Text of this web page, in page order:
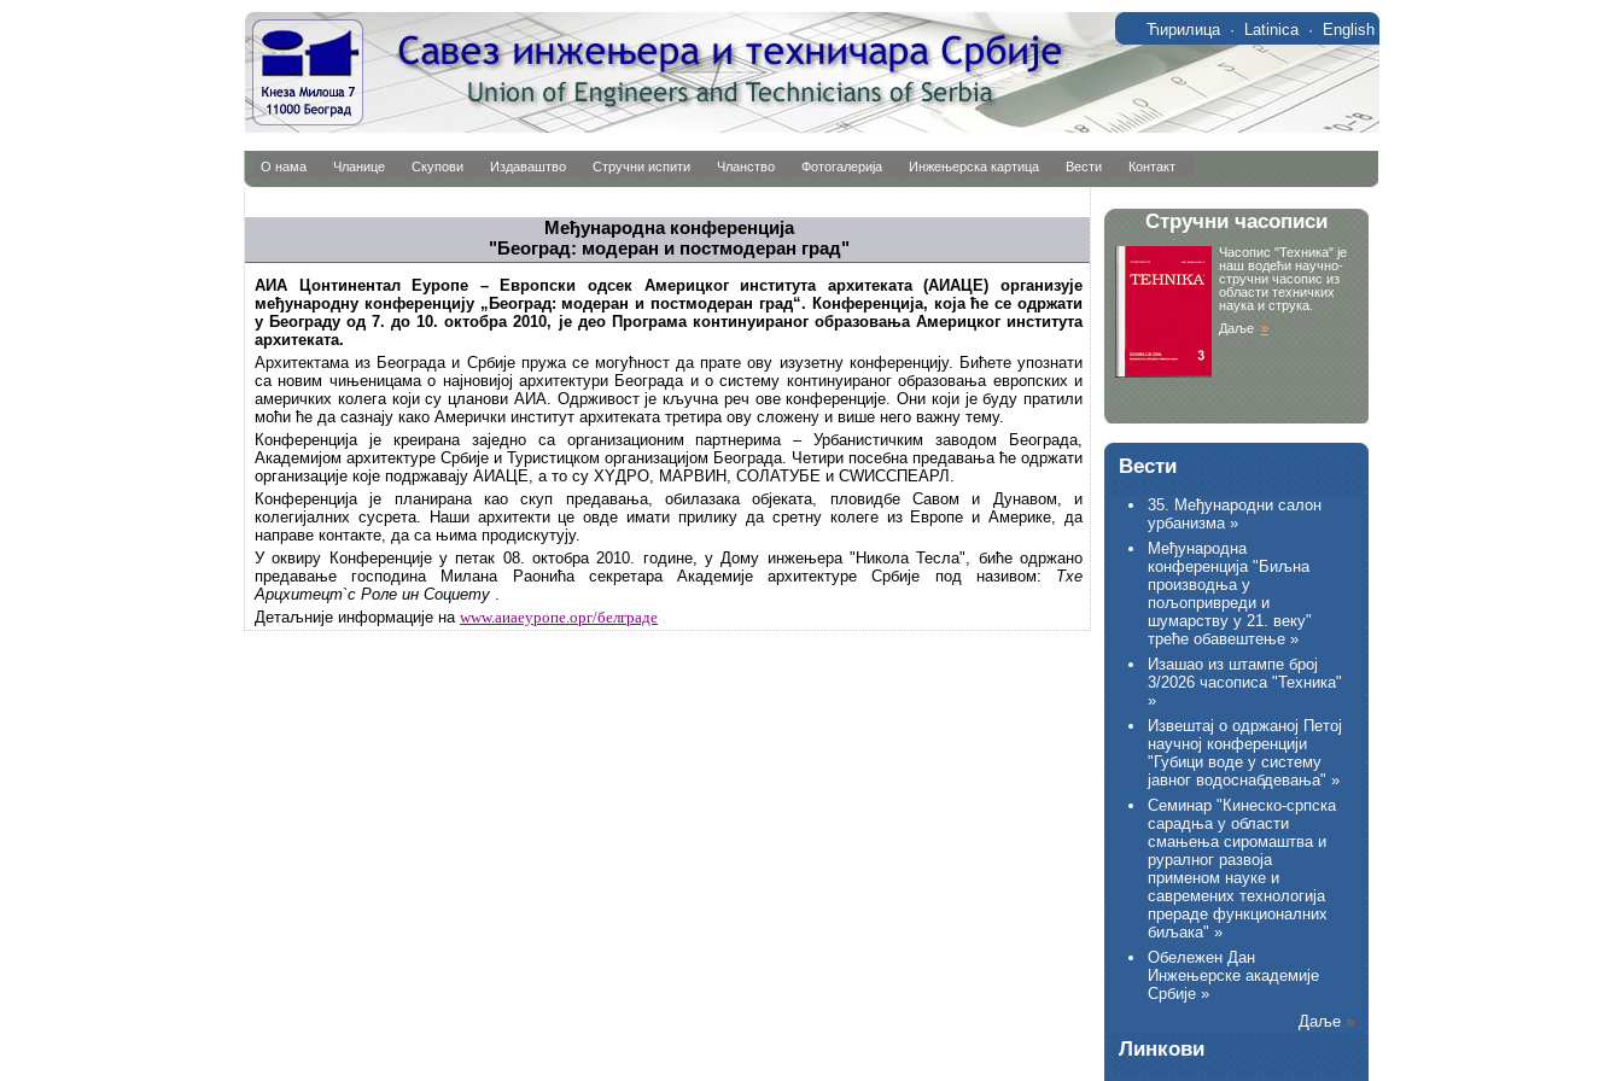
Ћирилица· Latinica· English
О нама Чланице Скупови Издаваштво Стручни испити Чланство Фотогалерија Инжењерска картица Вести Контакт
Међународна конференција
"Београд: модеран и постмодеран град"
АИА Цонтинентал Еуропе – Европски одсек Америцког института архитеката (АИАЦЕ) организује
међународну конференцију „Београд: модеран и постмодеран град“. Конференција, која ће се одржати
у Београду од 7. до 10. октобра 2010, је део Програма континуираног образовања Америцког института
архитеката.
Архитектама из Београда и Србије пружа се могућност да прате ову изузетну конференцију. Бићете упознати
са новим чињеницама о најновијој архитектури Београда и о систему континуираног образовања европских и
америчких колега који су цланови АИА. Одрживост је кључна реч ове конференције. Они који је буду пратили
моћи ће да сазнају како Амерички институт архитеката третира ову сложену и више него важну тему.
Конференција је креирана заједно са организационим партнерима – Урбанистичким заводом Београда,
Академијом архитектуре Србије и Туристицком организацијом Београда. Четири посебна предавања ће одржати
организације које подржавају АИАЦЕ, а то су ХYДРО, МАРВИН, СОЛАТУБЕ и СWИССПЕАРЛ.
Конференција је планирана као скуп предавања, обилазака објеката, пловидбе Савом и Дунавом, и
колегијалних сусрета. Наши архитекти це овде имати прилику да сретну колеге из Европе и Америке, да
направе контакте, да са њима продискутују.
У оквиру Конференције у петак 08. октобра 2010. године, у Дому инжењера "Никола Тесла", биће одржано
предавање господина Милана Раонића секретара Академије архитектуре Србије под називом: Тхе
Арцхитецт`с Роле ин Социетy .
Детаљније информације на www.аиаеуропе.орг/белграде
Вести
35. Међународни салон
урбанизма »
Међународна
конференција "Биљна
производња у
пољопривреди и
шумарству у 21. веку"
треће обавештење »
Изашао из штампе број
3/2026 часописа "Техника"
»
Извештај о одржаној Петој
научној конференцији
"Губици воде у систему
јавног водоснабдевања" »
Семинар "Кинеско-српска
сарадња у области
смањења сиромаштва и
руралног развоја
применом науке и
савремених технологија
прераде функционалних
биљака" »
Обележен Дан
Инжењерске академије
Србије »
Даље »
Линкови